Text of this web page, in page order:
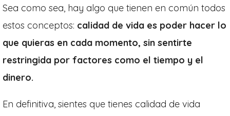
Sea como sea, hay algo que tienen en común todos
estos conceptos: calidad de vida es poder hacer lo
que quieras en cada momento, sin sentirte
restringida por factores como el tiempo y el
dinero.
En definitiva, sientes que tienes calidad de vida